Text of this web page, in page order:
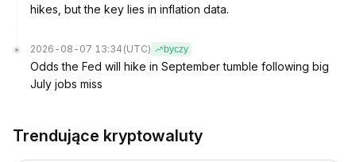
hikes, but the key lies in inflation data.
2026-08-07 13:34 (UTC) byczy
Odds the Fed will hike in September tumble following big
July jobs miss
Trendujące kryptowaluty